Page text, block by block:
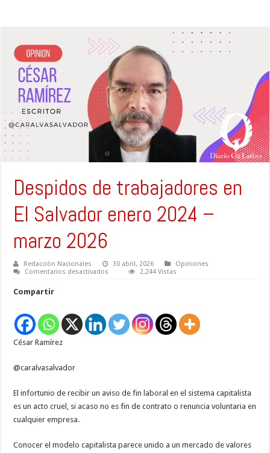
Despidos de trabajadores en
El Salvador enero 2024 –
marzo 2026
Redacción Nacionales 30 abril, 2026
Opiniones
Comentarios desactivados
Salvador
enero
2024
2,244 Vistas
Compartir
César Ramírez
@caralvasalvador
El infortunio de recibir un aviso de fin laboral en el sistema capitalista
es un acto cruel, si acaso no es fin de contrato o renuncia voluntaria en
cualquier empresa.
Conocer el modelo capitalista parece unido a un mercado de valores